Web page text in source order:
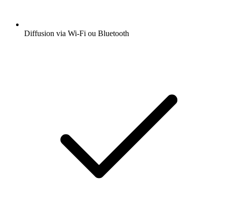
Diffusion via Wi-Fi ou Bluetooth